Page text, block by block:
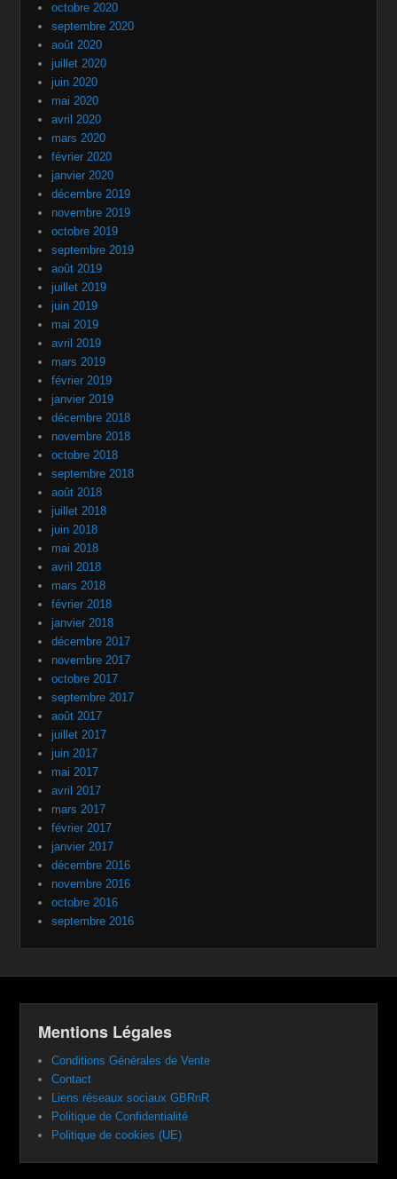
octobre 2020
septembre 2020
août 2020
juillet 2020
juin 2020
mai 2020
avril 2020
mars 2020
février 2020
janvier 2020
décembre 2019
novembre 2019
octobre 2019
septembre 2019
août 2019
juillet 2019
juin 2019
mai 2019
avril 2019
mars 2019
février 2019
janvier 2019
décembre 2018
novembre 2018
octobre 2018
septembre 2018
août 2018
juillet 2018
juin 2018
mai 2018
avril 2018
mars 2018
février 2018
janvier 2018
décembre 2017
novembre 2017
octobre 2017
septembre 2017
août 2017
juillet 2017
juin 2017
mai 2017
avril 2017
mars 2017
février 2017
janvier 2017
décembre 2016
novembre 2016
octobre 2016
septembre 2016
Mentions Légales
Conditions Générales de Vente
Contact
Liens réseaux sociaux GBRnR
Politique de Confidentialité
Politique de cookies (UE)